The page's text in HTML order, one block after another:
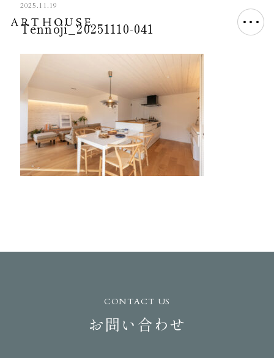
2025.11.19
Tennoji_20251110-041
CONTACT US
お問い合わせ